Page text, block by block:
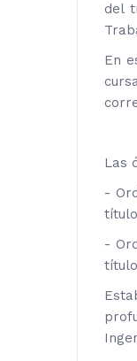
del
En
Las
-
-